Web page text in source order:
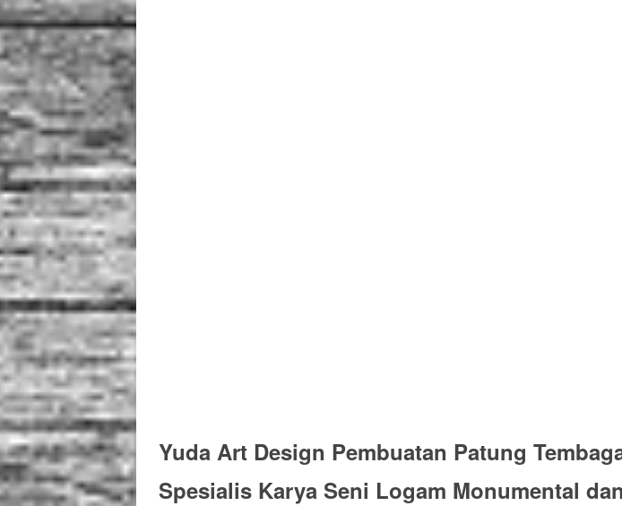
Yuda Art Design Pembuatan Patung
Spesialis Karya Seni Logam Monumental